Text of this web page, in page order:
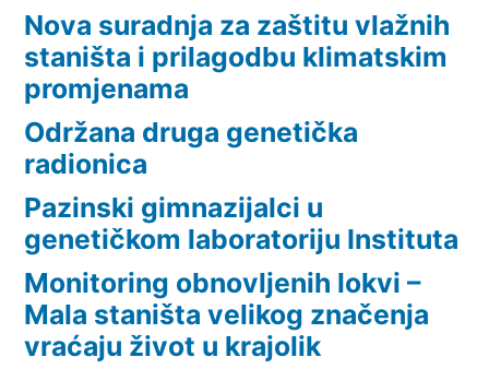
Nova suradnja za zaštitu vlažnih
staništa i prilagodbu klimatskim
promjenama
Održana druga genetička
radionica
Pazinski gimnazijalci u
genetičkom laboratoriju Instituta
Monitoring obnovljenih lokvi –
Mala staništa velikog značenja
vraćaju život u krajolik